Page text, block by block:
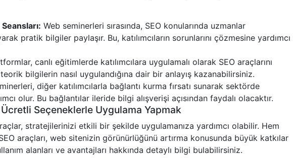
Web seminerleri sırasında, SEO konularında uzmanlar
pratik bilgiler paylaşır. Bu, katılımcıların sorunlarını çözmesine yardımcı
canlı eğitimlerde katılımcılara uygulamalı olarak SEO araçlarını
bilgilerin nasıl uygulandığına dair bir anlayış kazanabilirsiniz.
diğer katılımcılarla bağlantı kurma fırsatı sunarak sektörde
olur. Bu bağlantılar ileride bilgi alışverişi açısından faydalı olacaktır.
Seçeneklerle Uygulama Yapmak
stratejilerinizi etkili bir şekilde uygulamanıza yardımcı olabilir. Hem
araçları, web sitenizin görünürlüğünü artırma konusunda büyük katkılar
alanları ve avantajları hakkında detaylı bilgi bulabilirsiniz.